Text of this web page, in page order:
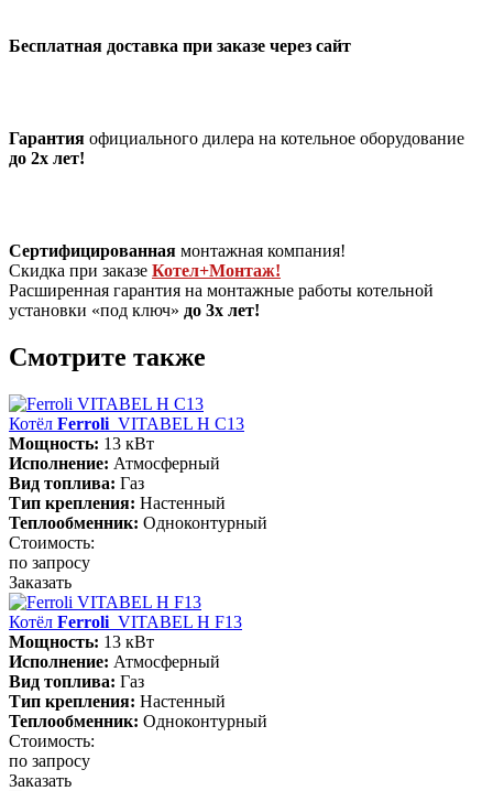
Бесплатная доставка при заказе через сайт
Гарантия официального дилера на котельное оборудование
до 2х лет!
Сертифицированная монтажная компания!
Скидка при заказе Котел+Монтаж!
Расширенная гарантия на монтажные работы котельной
установки «под ключ» до 3х лет!
Смотрите также
Котёл Ferroli VITABEL H С13
Мощность: 13 кВт
Исполнение: Атмосферный
Вид топлива: Газ
Тип крепления: Настенный
Теплообменник: Одноконтурный
Стоимость:
по запросу
Заказать
Котёл Ferroli VITABEL H F13
Мощность: 13 кВт
Исполнение: Атмосферный
Вид топлива: Газ
Тип крепления: Настенный
Теплообменник: Одноконтурный
Стоимость:
по запросу
Заказать